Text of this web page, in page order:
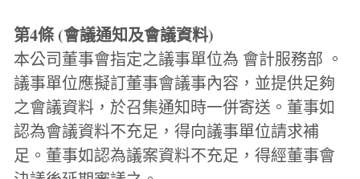
第4條 (會議通知及會議資料)
本公司董事會指定之議事單位為 會計服務部 。
議事單位應擬訂董事會議事內容，並提供足夠
之會議資料，於召集通知時一併寄送。董事如
認為會議資料不充足，得向議事單位請求補
足。董事如認為議案資料不充足，得經董事會